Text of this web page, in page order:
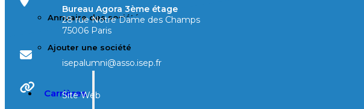
Annuaire des sociétés
Ajouter une société
Carrières
Bureau Agora 3ème étage
28 rue Notre Dame des Champs
75006 Paris
isepalumni@asso.isep.fr
Site Web